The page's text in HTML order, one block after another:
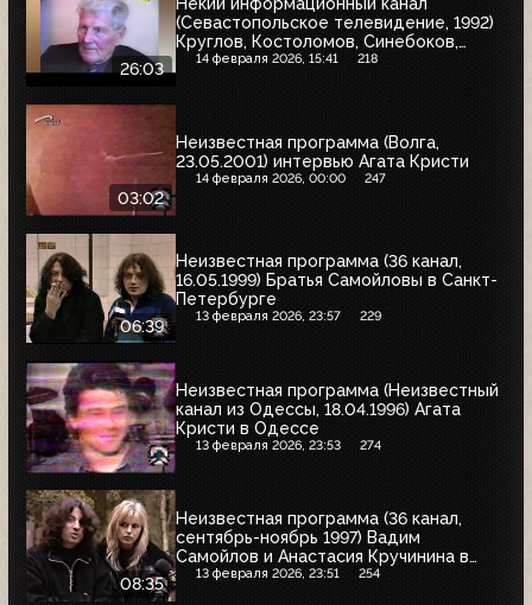
26:03
Некий информационный канал
(Севастопольское телевидение, 1992)
Круглов, Костоломов, Синебоков,
Михайлов
14 февраля 2026, 15:41 218
03:02
Неизвестная программа (Волга,
23.05.2001) интервью Агата Кристи
14 февраля 2026, 00:00 247
06:39
Неизвестная программа (36 канал,
16.05.1999) Братья Самойловы в Санкт-
Петербурге
13 февраля 2026, 23:57 229
Неизвестная программа (Неизвестный
канал из Одессы, 18.04.1996) Агата
Кристи в Одессе
13 февраля 2026, 23:53 274
08:35
Неизвестная программа (36 канал,
сентябрь-ноябрь 1997) Вадим
Самойлов и Анастасия Кручинина в
Питере
13 февраля 2026, 23:51 254